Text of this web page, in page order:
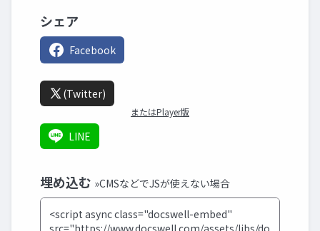
シェア
Facebook
(Twitter)
またはPlayer版
LINE
埋め込む »CMSなどでJSが使えない場合